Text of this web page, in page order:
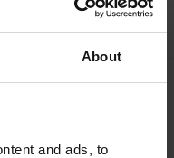
About
and ads, to